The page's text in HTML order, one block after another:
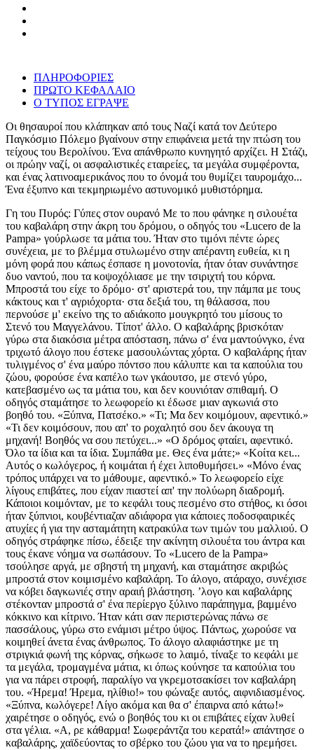
ΠΛΗΡΟΦΟΡΙΕΣ
ΠΡΩΤΟ ΚΕΦΑΛΑΙΟ
Ο ΤΥΠΟΣ ΕΓΡΑΨΕ
Οι θησαυροί που κλάπηκαν από τους Ναζί κατά τον Δεύτερο
Παγκόσμιο Πόλεμο βγαίνουν στην επιφάνεια μετά την πτώση του
τείχους του Βερολίνου. Ένα απάνθρωπο κυνηγητό αρχίζει. Η Στάζι,
οι πρώην ναζί, οι ασφαλιστικές εταιρείες, τα μεγάλα συμφέροντα,
και ένας λατινοαμερικάνος που το όνομά του θυμίζει ταυρομάχο...
Ένα έξυπνο και τεκμηριωμένο αστυνομικό μυθιστόρημα.
Γη του Πυρός: Γύπες στον ουρανό Με το που φάνηκε η σιλουέτα
του καβαλάρη στην άκρη του δρόμου, ο οδηγός του «Lucero de la
Pampa» γούρλωσε τα μάτια του. Ήταν στο τιμόνι πέντε ώρες
συνέχεια, με το βλέμμα στυλωμένο στην απέραντη ευθεία, κι η
μόνη φορά που κάπως έσπασε η μονοτονία, ήταν όταν συνάντησε
δυο ναντού, που τα κοψοχόλιασε με την τσιριχτή του κόρνα.
Μπροστά του είχε το δρόμο· στ' αριστερά του, την πάμπα με τους
κάκτους και τ' αγριόχορτα· στα δεξιά του, τη θάλασσα, που
περνούσε μ' εκείνο της το αδιάκοπο μουγκρητό του μίσους το
Στενό του Μαγγελάνου. Τίποτ' άλλο. Ο καβαλάρης βρισκόταν
γύρω στα διακόσια μέτρα απόσταση, πάνω σ' ένα μαντούνγκο, ένα
τριχωτό άλογο που έστεκε μασουλώντας χόρτα. Ο καβαλάρης ήταν
τυλιγμένος σ' ένα μαύρο πόντσο που κάλυπτε και τα καπούλια του
ζώου, φορούσε ένα καπέλο των γκάουτσο, με στενό γύρο,
κατεβασμένο ως τα μάτια του, και δεν κουνιόταν σπιθαμή. Ο
οδηγός σταμάτησε το λεωφορείο κι έδωσε μιαν αγκωνιά στο
βοηθό του. «Ξύπνα, Πατσέκο.» «Τι; Μα δεν κοιμόμουν, αφεντικό.»
«Τι δεν κοιμόσουν, που απ' το ροχαλητό σου δεν άκουγα τη
μηχανή! Βοηθός να σου πετύχει...» «Ο δρόμος φταίει, αφεντικό.
Όλο τα ίδια και τα ίδια. Συμπάθα με. Θες ένα μάτε;» «Κοίτα κει...
Αυτός ο κωλόγερος, ή κοιμάται ή έχει λιποθυμήσει.» «Μόνο ένας
τρόπος υπάρχει να το μάθουμε, αφεντικό.» Το λεωφορείο είχε
λίγους επιβάτες, που είχαν πιαστεί απ' την πολύωρη διαδρομή.
Κάποιοι κοιμόνταν, με το κεφάλι τους πεσμένο στο στήθος, κι όσοι
ήταν ξύπνιοι, κουβέντιαζαν αδιάφορα για κάποιες ποδοσφαιρικές
ατυχίες ή για την ασταμάτητη κατρακύλα των τιμών του μαλλιού. Ο
οδηγός στράφηκε πίσω, έδειξε την ακίνητη σιλουέτα του άντρα και
τους έκανε νόημα να σωπάσουν. To «Lucero de la Pampa»
τσούλησε αργά, με σβηστή τη μηχανή, και σταμάτησε ακριβώς
μπροστά στον κοιμισμένο καβαλάρη. Το άλογο, ατάραχο, συνέχισε
να κόβει δαγκωνιές στην αραιή βλάστηση. ʼλογο και καβαλάρης
στέκονταν μπροστά σ' ένα περίεργο ξύλινο παράπηγμα, βαμμένο
κόκκινο και κίτρινο. Ήταν κάτι σαν περιστερώνας πάνω σε
πασσάλους, γύρω στο ενάμισι μέτρο ύψος. Πάντως, χωρούσε να
κοιμηθεί άνετα ένας άνθρωπος. Το άλογο αλαφιάστηκε με τη
στριγκιά φωνή της κόρνας, σήκωσε το λαιμό, τίναξε το κεφάλι με
τα μεγάλα, τρομαγμένα μάτια, κι όπως κούνησε τα καπούλια του
για να πάρει στροφή, παραλίγο να γκρεμοτσακίσει τον καβαλάρη
του. «Ήρεμα! Ήρεμα, ηλίθιο!» του φώναξε αυτός, αιφνιδιασμένος.
«Ξύπνα, κωλόγερε! Λίγο ακόμα και θα σ' έπαιρνα από κάτω!»
χαιρέτησε ο οδηγός, ενώ ο βοηθός του κι οι επιβάτες είχαν λυθεί
στα γέλια. «Α, ρε κάθαρμα! Σωφεράντζα του κερατά!» απάντησε ο
καβαλάρης, χαϊδεύοντας το σβέρκο του ζώου για να το ηρεμήσει.